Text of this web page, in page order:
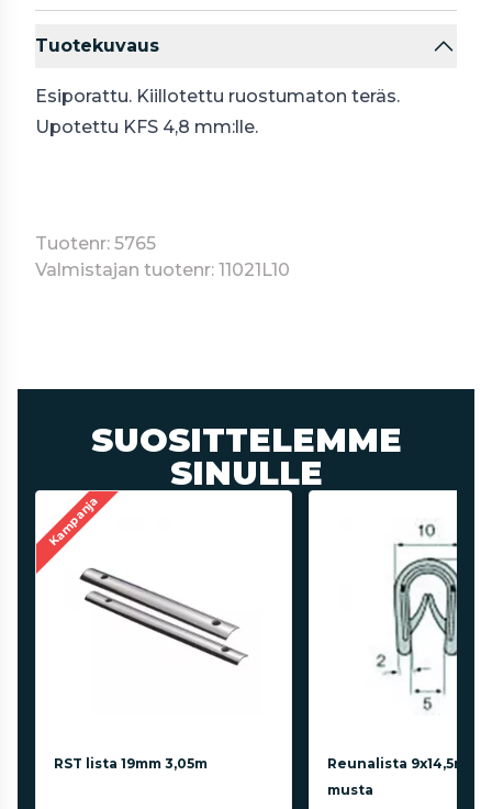
Tuotekuvaus
Esiporattu. Kiillotettu ruostumaton teräs.
Upotettu KFS 4,8 mm:lle.
Tuotenr: 5765
Valmistajan tuotenr: 11021L10
SUOSITTELEMME
SINULLE
Kampanja
RST lista 19mm 3,05m
Reunalista 9x14,5mm
musta